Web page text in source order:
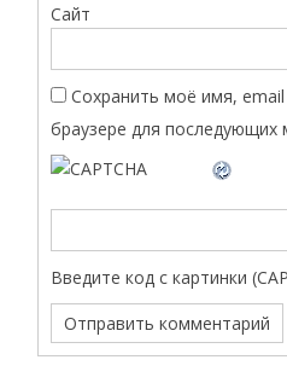
Сайт
Сохранить моё имя,
браузере для последующих
Введите код с картинки